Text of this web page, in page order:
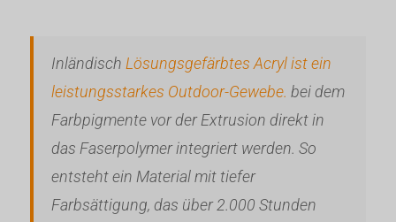
Inländisch Lösungsgefärbtes Acryl ist ein
leistungsstarkes Outdoor-Gewebe. bei dem
Farbpigmente vor der Extrusion direkt in
das Faserpolymer integriert werden. So
entsteht ein Material mit tiefer
Farbsättigung, das über 2.000 Stunden